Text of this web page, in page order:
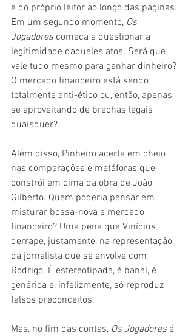
e do próprio leitor ao longo das páginas.
Em um segundo momento, Os
Jogadores começa a questionar a
legitimidade daqueles atos. Será que
vale tudo mesmo para ganhar dinheiro?
O mercado financeiro está sendo
totalmente anti-ético ou, então, apenas
se aproveitando de brechas legais
quaisquer?
Além disso, Pinheiro acerta em cheio
nas comparações e metáforas que
constrói em cima da obra de João
Gilberto. Quem poderia pensar em
misturar bossa-nova e mercado
financeiro? Uma pena que Vinícius
derrape, justamente, na representação
da jornalista que se envolve com
Rodrigo. É estereotipada, é banal, é
genérica e, infelizmente, só reproduz
falsos preconceitos.
Mas, no fim das contas, Os Jogadores é